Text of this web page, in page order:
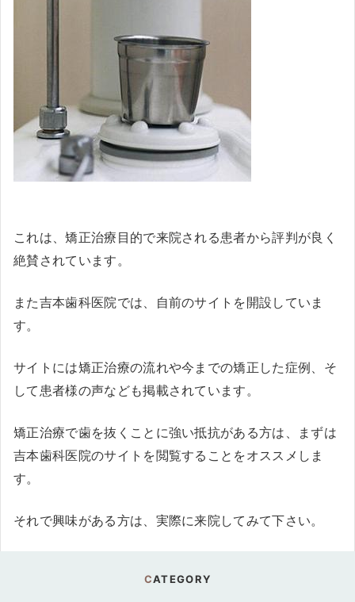
これは、矯正治療目的で来院される患者から評判が良く
絶賛されています。
また吉本歯科医院では、自前のサイトを開設していま
す。
サイトには矯正治療の流れや今までの矯正した症例、そ
して患者様の声なども掲載されています。
矯正治療で歯を抜くことに強い抵抗がある方は、まずは
吉本歯科医院のサイトを閲覧することをオススメしま
す。
それで興味がある方は、実際に来院してみて下さい。
CATEGORY